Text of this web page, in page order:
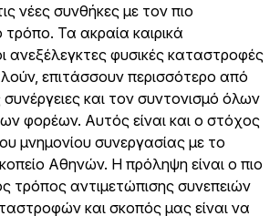
νέες συνθήκες με τον πιο
Τα ακραία καιρικά
ανεξέλεγκτες φυσικές καταστροφές
επιτάσσουν περισσότερο από
και τον συντονισμό όλων
φορέων. Αυτός είναι και ο στόχος
μνημονίου συνεργασίας με το
Αθηνών. Η πρόληψη είναι ο πιο
τρόπος αντιμετώπισης συνεπειών
και σκοπός μας είναι να